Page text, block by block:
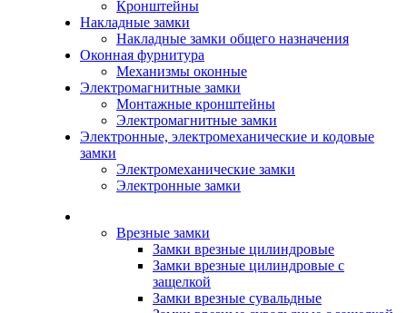
Кронштейны
Накладные замки
Накладные замки общего назначения
Оконная фурнитура
Механизмы оконные
Электромагнитные замки
Монтажные кронштейны
Электромагнитные замки
Электронные, электромеханические и кодовые
замки
Электромеханические замки
Электронные замки
Врезные замки
Замки врезные цилиндровые
Замки врезные цилиндровые с
защелкой
Замки врезные сувальдные